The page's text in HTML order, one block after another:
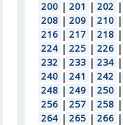
200 | 201 | 202 |
208 | 209 | 210 |
216 | 217 | 218 |
224 | 225 | 226 |
232 | 233 | 234 |
240 | 241 | 242 |
248 | 249 | 250 |
256 | 257 | 258 |
264 | 265 | 266 |